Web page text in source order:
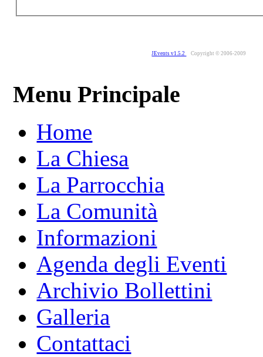
JEvents v1.5.2 Copyright © 2006-2009
Menu Principale
Home
La Chiesa
La Parrocchia
La Comunità
Informazioni
Agenda degli Eventi
Archivio Bollettini
Galleria
Contattaci